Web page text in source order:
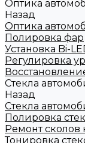
Оптика
Назад
Оптика
Полировка фар
Установка Bi-
Регулировка
Стекла
Назад
Стекла
Полировка
Ремонт сколов
Тонировка